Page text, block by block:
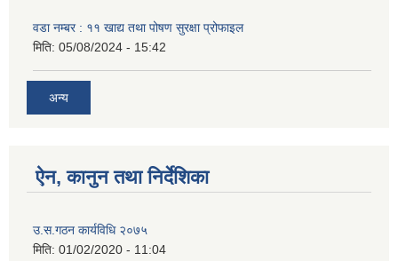
वडा नम्बर : ११ खाद्य तथा पोषण सुरक्षा प्रोफाइल
मिति: 05/08/2024 - 15:42
अन्य
ऐन, कानुन तथा निर्देशिका
उ.स.गठन कार्यविधि २०७५
मिति: 01/02/2020 - 11:04